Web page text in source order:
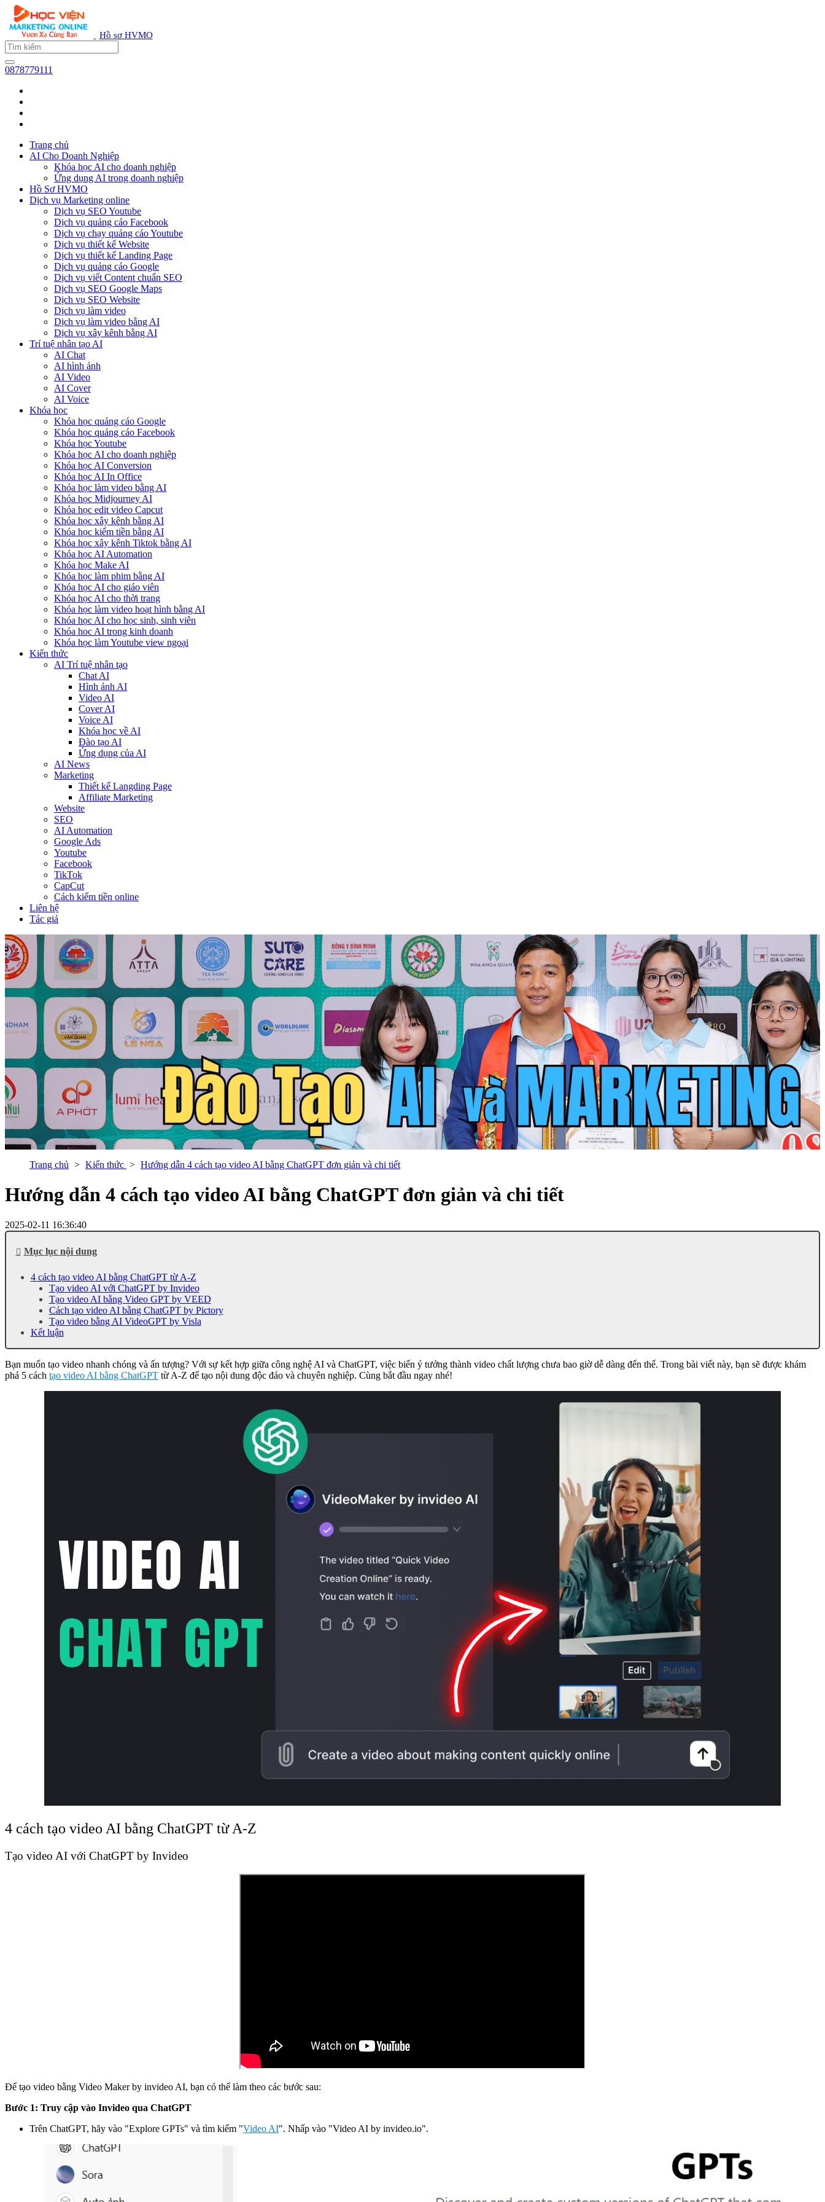
Hồ sơ HVMO
0878779111
Trang chủ
AI Cho Doanh Nghiệp
Khóa học AI cho doanh nghiệp
Ứng dụng AI trong doanh nghiệp
Hồ Sơ HVMO
Dịch vụ Marketing online
Dịch vụ SEO Youtube
Dịch vụ quảng cáo Facebook
Dịch vụ chạy quảng cáo Youtube
Dịch vụ thiết kế Website
Dịch vụ thiết kế Landing Page
Dịch vụ quảng cáo Google
Dịch vụ viết Content chuẩn SEO
Dịch vụ SEO Google Maps
Dịch vụ SEO Website
Dịch vụ làm video
Dịch vụ làm video bằng AI
Dịch vụ xây kênh bằng AI
Trí tuệ nhân tạo AI
AI Chat
AI hình ảnh
AI Video
AI Cover
AI Voice
Khóa học
Khóa học quảng cáo Google
Khóa học quảng cáo Facebook
Khóa học Youtube
Khóa học AI cho doanh nghiệp
Khóa học AI Conversion
Khóa học AI In Office
Khóa học làm video bằng AI
Khóa học Midjourney AI
Khóa học edit video Capcut
Khóa học xây kênh bằng AI
Khóa học kiếm tiền bằng AI
Khóa học xây kênh Tiktok bằng AI
Khóa học AI Automation
Khóa học Make AI
Khóa học làm phim bằng AI
Khóa học AI cho giáo viên
Khóa học AI cho thời trang
Khóa học làm video hoạt hình bằng AI
Khóa học AI cho học sinh, sinh viên
Khóa hoc AI trong kinh doanh
Khóa học làm Youtube view ngoại
Kiến thức
AI Trí tuệ nhân tạo
Chat AI
Hình ảnh AI
Video AI
Cover AI
Voice AI
Khóa học về AI
Đào tạo AI
Ứng dụng của AI
AI News
Marketing
Thiết kế Langding Page
Affiliate Marketing
Website
SEO
AI Automation
Google Ads
Youtube
Facebook
TikTok
CapCut
Cách kiếm tiền online
Liên hệ
Tác giả
Trang chủ Kiến thức Hướng dẫn 4 cách tạo video AI bằng ChatGPT đơn giản và chi tiết
Hướng dẫn 4 cách tạo video AI bằng ChatGPT đơn giản và chi tiết
2025-02-11 16:36:40
Mục lục nội dung
4 cách tạo video AI bằng ChatGPT từ A-Z
Tạo video AI với ChatGPT by Invideo
Tạo video AI bằng Video GPT by VEED
Cách tạo video AI bằng ChatGPT by Pictory
Tạo video bằng AI VideoGPT by Visla
Kết luận
Bạn muốn tạo video nhanh chóng và ấn tượng? Với sự kết hợp giữa công nghệ AI và ChatGPT, việc biến ý tưởng thành video chất lượng chưa bao giờ dễ dàng đến thế. Trong bài viết này, bạn sẽ được khám
phá 5 cách tạo video AI bằng ChatGPT từ A-Z để tạo nội dung độc đáo và chuyên nghiệp. Cùng bắt đầu ngay nhé!
4 cách tạo video AI bằng ChatGPT từ A-Z
Tạo video AI với ChatGPT by Invideo
Để tạo video bằng Video Maker by invideo AI, bạn có thể làm theo các bước sau:
Bước 1: Truy cập vào Invideo qua ChatGPT
Trên ChatGPT, hãy vào "Explore GPTs" và tìm kiếm "Video AI". Nhấp vào "Video AI by invideo.io".